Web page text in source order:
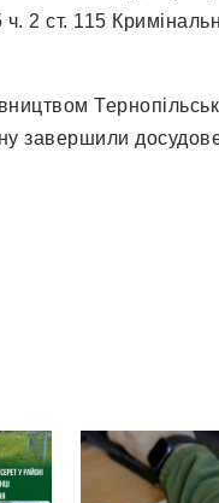
2 ст. 115
завершили